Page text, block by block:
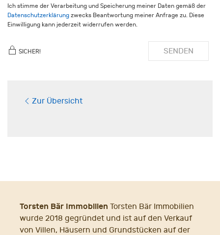
Ich stimme der Verarbeitung und Speicherung meiner Daten gemäß der
Datenschutzerklärung zwecks Beantwortung meiner Anfrage zu. Diese
Einwilligung kann jederzeit widerrufen werden.
SICHER! SENDEN
Zur Übersicht
Torsten Bär Immobilien Torsten Bär Immobilien
wurde 2018 gegründet und ist auf den Verkauf
von Villen, Häusern und Grundstücken auf der